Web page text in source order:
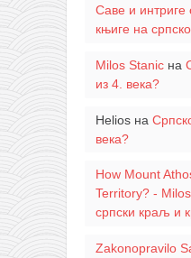
Саве и интриге
књиге на
Milos Stanicна
из 4. века?
Heliosна
века?
How Mount
Territory? -
српски краљ и
Zakonopravilo